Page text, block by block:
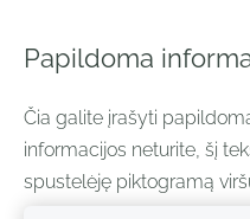
Papildoma
Čia galite įrašyti
informacijos neturite, šį
spustelėję piktogramą